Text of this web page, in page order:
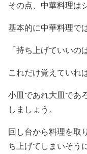
その点、中華料理は
基本的に中華料理で
「持ち上げていいの
これだけ覚えていれ
小皿であれ大皿であ
しましょう。
回し台から料理を取
ち上げてしまいそう